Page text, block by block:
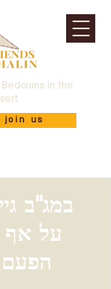
in the
join us
במג"ב
על אף